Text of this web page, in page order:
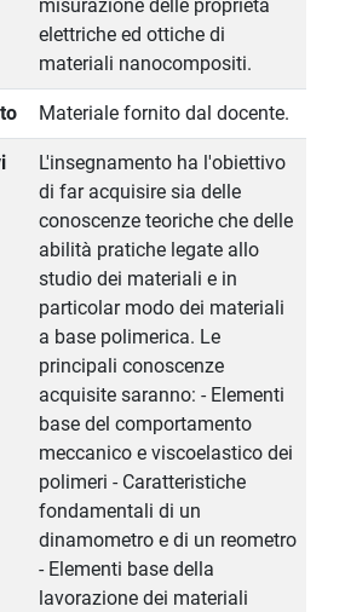
misurazione delle proprietà
elettriche ed ottiche di
materiali nanocompositi.
Materiale fornito dal docente.
L'insegnamento ha l'obiettivo
di far acquisire sia delle
conoscenze teoriche che delle
abilità pratiche legate allo
studio dei materiali e in
particolar modo dei materiali
a base polimerica. Le
principali conoscenze
acquisite saranno: - Elementi
base del comportamento
meccanico e viscoelastico dei
polimeri - Caratteristiche
fondamentali di un
dinamometro e di un reometro
- Elementi base della
lavorazione dei materiali